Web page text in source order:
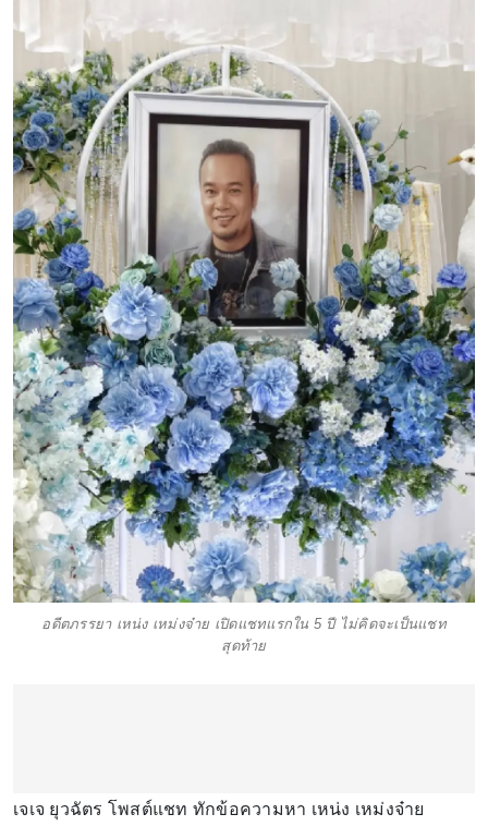
อดีตภรรยา เหน่ง เหม่งจ๋าย เปิดแชทแรกใน 5 ปี ไม่คิดจะเป็นแชท
สุดท้าย
เจเจ ยุวฉัตร โพสต์แชท ทักข้อความหา เหน่ง เหม่งจ๋าย